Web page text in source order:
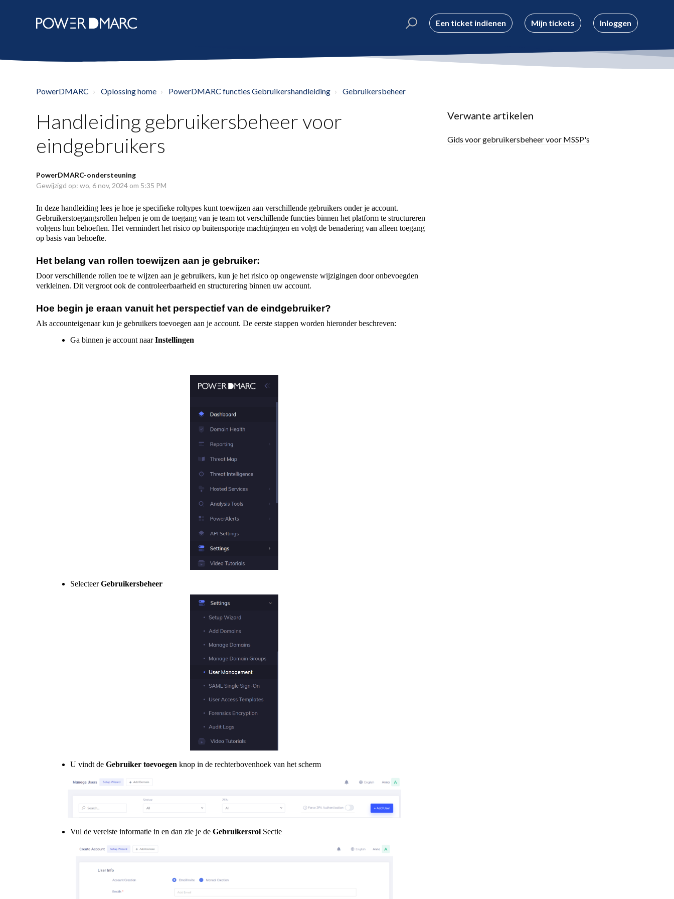
Een ticket indienen Mijn tickets Inloggen
PowerDMARC Oplossing home PowerDMARC functies Gebruikershandleiding Gebruikersbeheer
Handleiding gebruikersbeheer voor
eindgebruikers
PowerDMARC-ondersteuning
Gewijzigd op: wo, 6 nov, 2024 om 5:35 PM
In deze handleiding lees je hoe je specifieke roltypes kunt toewijzen aan verschillende gebruikers onder je account.
Gebruikerstoegangsrollen helpen je om de toegang van je team tot verschillende functies binnen het platform te structureren
volgens hun behoeften. Het vermindert het risico op buitensporige machtigingen en volgt de benadering van alleen toegang
op basis van behoefte.
Het belang van rollen toewijzen aan je gebruiker:
Door verschillende rollen toe te wijzen aan je gebruikers, kun je het risico op ongewenste wijzigingen door onbevoegden
verkleinen. Dit vergroot ook de controleerbaarheid en structurering binnen uw account.
Hoe begin je eraan vanuit het perspectief van de eindgebruiker?
Als accounteigenaar kun je gebruikers toevoegen aan je account. De eerste stappen worden hieronder beschreven:
Ga binnen je account naarInstellingen
SelecteerGebruikersbeheer
U vindt de Gebruiker toevoegen knop in de rechterbovenhoek van het scherm
Vul de vereiste informatie in en dan zie je de Gebruikersrol Sectie
Verwante artikelen
Gids voor gebruikersbeheer voor MSSP's